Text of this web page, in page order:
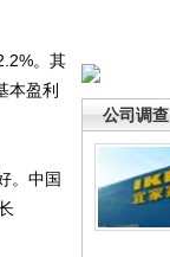
公司调查
。其
本盈利
。中国